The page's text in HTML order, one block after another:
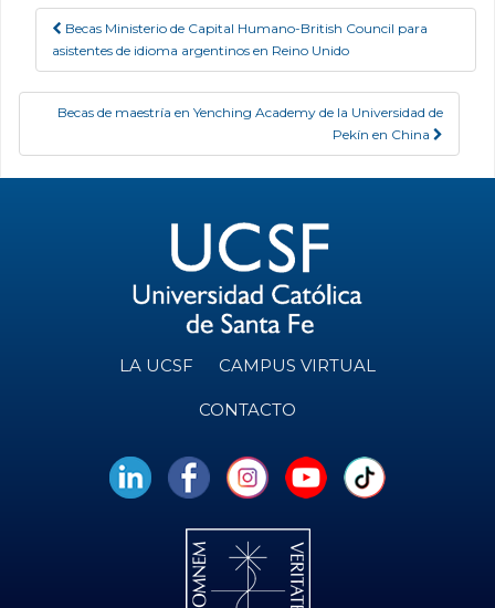
Post navigation
Becas Ministerio de Capital Humano-British Council para
asistentes de idioma argentinos en Reino Unido
Becas de maestría en Yenching Academy de la Universidad de
Pekín en China
LA UCSF CAMPUS VIRTUAL
CONTACTO